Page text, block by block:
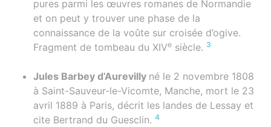
pures parmi les œuvres romanes de Normandie
et on peut y trouver une phase de la
connaissance de la voûte sur croisée d’ogive.
Fragment de tombeau du XIVe siècle. 3
Jules Barbey d’Aurevilly né le 2 novembre 1808
à Saint-Sauveur-le-Vicomte, Manche, mort le 23
avril 1889 à Paris, décrit les landes de Lessay et
cite Bertrand du Guesclin. 4